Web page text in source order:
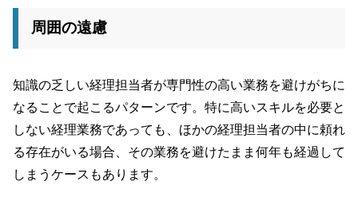
周囲の遠慮
知識の乏しい経理担当者が専門性の高い業務を避けがちに
なることで起こるパターンです。特に高いスキルを必要と
しない経理業務であっても、ほかの経理担当者の中に頼れ
る存在がいる場合、その業務を避けたまま何年も経過して
しまうケースもあります。